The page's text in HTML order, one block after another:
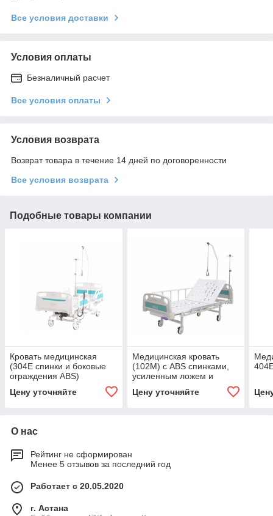
Все условия доставки
Условия оплаты
Безналичный расчет
Все условия оплаты
Условия возврата
Возврат товара в течение 14 дней по договоренности
Все условия возврата
Подобные товары компании
Кровать медицинская
(304E спинки и боковые
ограждения ABS)
Цену уточняйте
Медицинская кровать
(102M) с ABS спинками,
усиленным ложем и
Цену уточняйте
О нас
Рейтинг не сформирован
Менее 5 отзывов за последний год
Работает с 20.05.2020
г. Астана